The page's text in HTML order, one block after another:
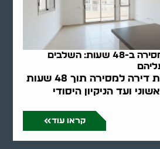
הכינו דירה מוכנה למסירה ב-48 שעות: השלבים
מדריך מקיף להכנת דירה למסירה תוך 48 שעות
ועד הניקיון היסודי
קראו עוד